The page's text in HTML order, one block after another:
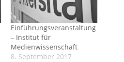
Einführungsveranstaltung
– Institut für
Medienwissenschaft
8. September 2017